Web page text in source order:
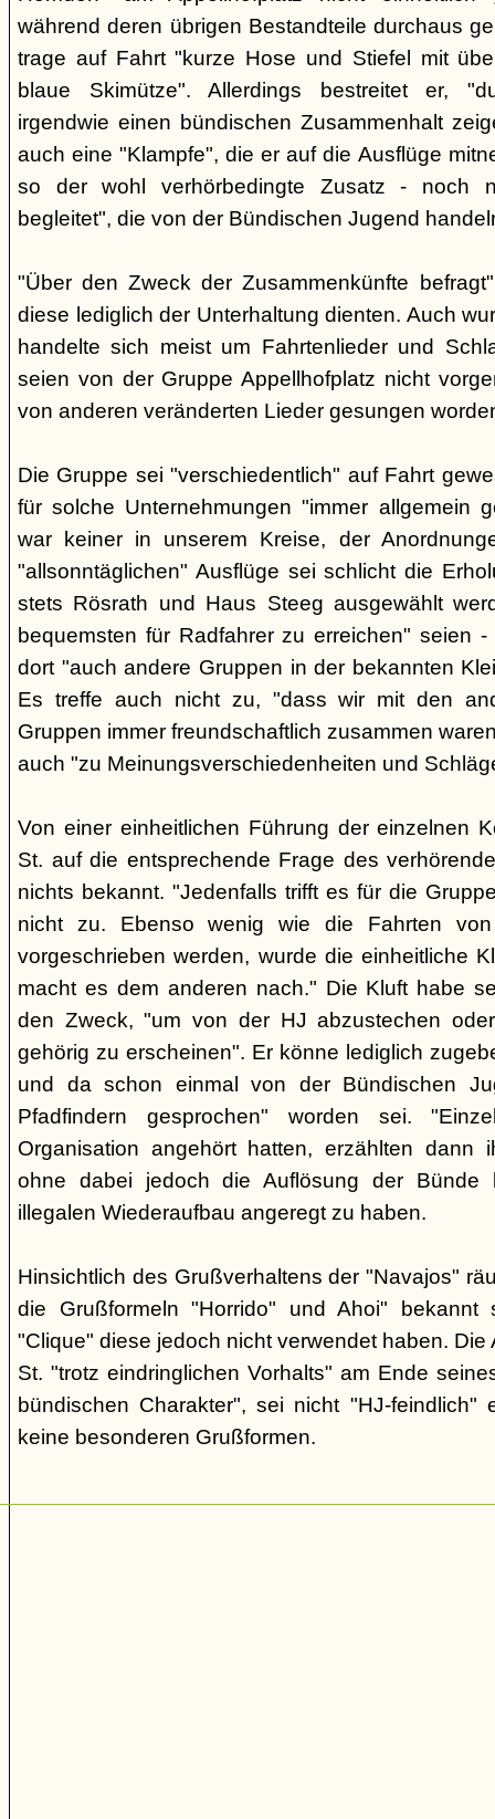
während deren übrigen Bestandteile durchaus
trage auf Fahrt "kurze Hose und Stiefel mit
blaue Skimütze". Allerdings bestreitet er,
irgendwie einen bündischen Zusammenhalt
auch eine "Klampfe", die er auf die Ausflüge
so der wohl verhörbedingte Zusatz - noch
begleitet", die von der Bündischen Jugend
"Über den Zweck der Zusammenkünfte
diese lediglich der Unterhaltung dienten. Auch
handelte sich meist um Fahrtenlieder und
seien von der Gruppe Appellhofplatz nicht
von anderen veränderten Lieder gesungen
Die Gruppe sei "verschiedentlich" auf Fahrt
für solche Unternehmungen "immer allgemein
war keiner in unserem Kreise, der
"allsonntäglichen" Ausflüge sei schlicht die
stets Rösrath und Haus Steeg ausgewählt
bequemsten für Radfahrer zu erreichen" seien
dort "auch andere Gruppen in der bekannten
Es treffe auch nicht zu, "dass wir mit den
Gruppen immer freundschaftlich zusammen
auch "zu Meinungsverschiedenheiten und
Von einer einheitlichen Führung der einzelnen
St. auf die entsprechende Frage des
nichts bekannt. "Jedenfalls trifft es für die
nicht zu. Ebenso wenig wie die Fahrten
vorgeschrieben werden, wurde die einheitliche
macht es dem anderen nach." Die Kluft habe
den Zweck, "um von der HJ abzustechen
gehörig zu erscheinen". Er könne lediglich
und da schon einmal von der Bündischen
Pfadfindern gesprochen" worden sei.
Organisation angehört hatten, erzählten dann
ohne dabei jedoch die Auflösung der Bünde
illegalen Wiederaufbau angeregt zu haben.
Hinsichtlich des Grußverhaltens der "Navajos"
die Grußformeln "Horrido" und Ahoi" bekannt
"Clique" diese jedoch nicht verwendet haben. Die
St. "trotz eindringlichen Vorhalts" am Ende
bündischen Charakter", sei nicht "HJ-feindlich"
keine besonderen Grußformen.